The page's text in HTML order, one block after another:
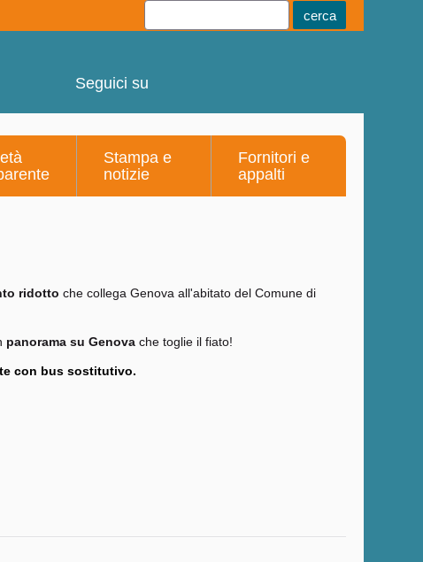
Seguici su
Stampa e
notizie
Fornitori e
appalti
ridotto che collega Genova all'abitato del Comune di
panorama su Genova che toglie il fiato!
con bus sostitutivo.